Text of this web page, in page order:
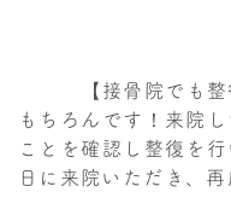
【接骨院でも
もちろんです！来院
ことを確認し整復を
日に来院いただき、再